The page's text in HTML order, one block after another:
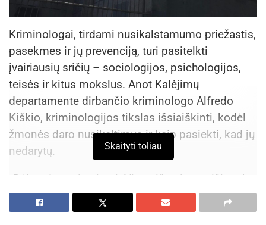
Kriminologai, tirdami nusikalstamumo priežastis,
pasekmes ir jų prevenciją, turi pasitelkti
įvairiausių sričių – sociologijos, psichologijos,
teisės ir kitus mokslus. Anot Kalėjimų
departamente dirbančio kriminologo Alfredo
Kiškio, kriminologijos tikslas išsiaiškinti, kodėl
žmonės daro nusikaltimus ir kaip pasiekti, kad jų
nedarytų.
„Dėl to daromi tyrimai. Viena iš tyrimų sričių – ką
daryti su tais žmonėmis, kurie nusikalto.
Moksliniu požiūriu, svarbu sužinoti, kaip pasiekti,
Skaityti toliau